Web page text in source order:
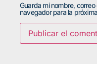
Guarda mi nombre,
navegador para la